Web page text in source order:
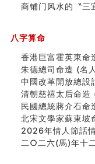
南半球的八字如何
额相与命运
风水先生林琅仙的
从痣看相
姓名陰陽配置的凶
六爻測住宅風水
玄空本义 (五)
财务办公室风水布
精选1500个五行
玄空本义 (四)
八字算命：女命八
商铺门风水的〝三
八字算命
香港巨富霍英東命
朱德總司命造 (名
中國改革開放總設
清朝慈禧太后命造
民國總統蔣介石命
北宋文學家蘇東坡
2026年情人節話
二○二六(馬)年十